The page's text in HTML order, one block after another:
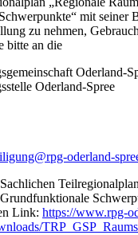
mit seiner
zu nehmen,
bitte an die
Oderland-
Oderland-Spree
oderland-
Link: https://www.rpg-